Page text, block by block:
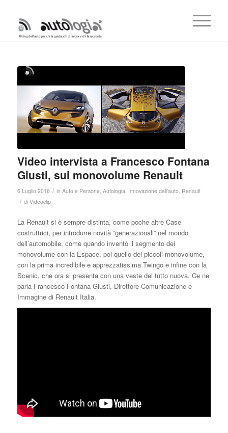
Video intervista a Francesco Fontana
Giusti, sui monovolume Renault
6 Luglio 2016 / in Auto e Persone, Autologia, Innovazione dell'auto, Renault
/ di Videoclip
La Renault si è sempre distinta, come poche altre Case
costruttrici, per introdurre novità “generazionali” nel mondo
dell’automobile, come quando inventò il segmento dei
monovolume con la Espace, poi quello dei piccoli monovolume,
con la prima incredibile e apprezzatissima Twingo e infine con la
Scenic, che ora si presenta con una veste del tutto nuova. Ce ne
parla Francesco Fontana Giusti, Direttore Comunicazione e
Immagine di Renault Italia.